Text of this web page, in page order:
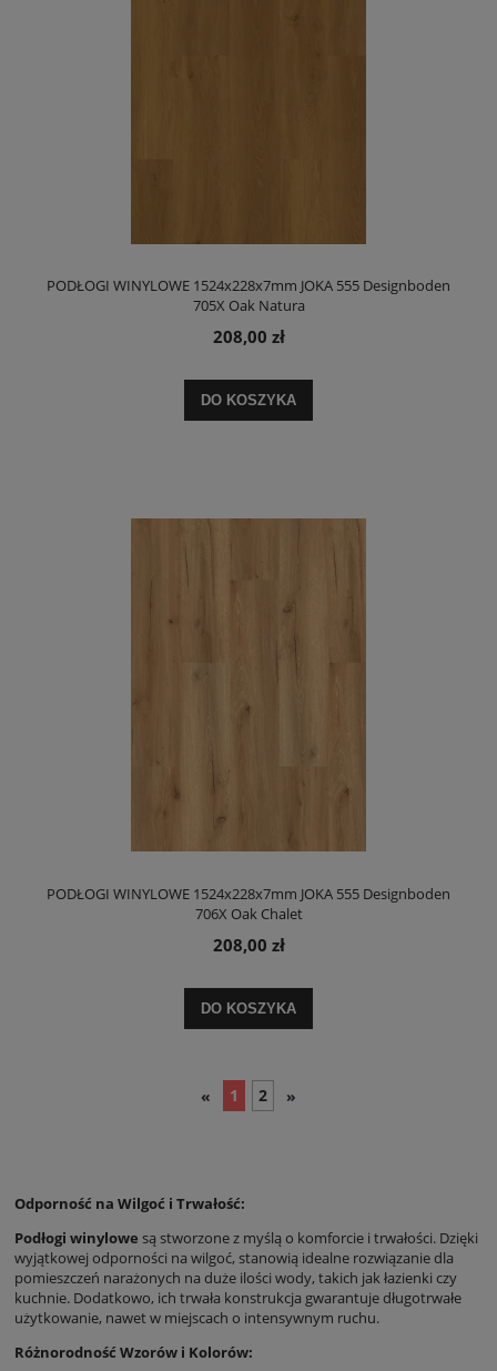
PODŁOGI WINYLOWE 1524x228x7mm JOKA 555 Designboden
705X Oak Natura
208,00 zł
DO KOSZYKA
PODŁOGI WINYLOWE 1524x228x7mm JOKA 555 Designboden
706X Oak Chalet
208,00 zł
DO KOSZYKA
« 1 2 »
Odporność na Wilgoć i Trwałość:
Podłogi winylowe są stworzone z myślą o komforcie i trwałości. Dzięki
wyjątkowej odporności na wilgoć, stanowią idealne rozwiązanie dla
pomieszczeń narażonych na duże ilości wody, takich jak łazienki czy
kuchnie. Dodatkowo, ich trwała konstrukcja gwarantuje długotrwałe
użytkowanie, nawet w miejscach o intensywnym ruchu.
Różnorodność Wzorów i Kolorów: